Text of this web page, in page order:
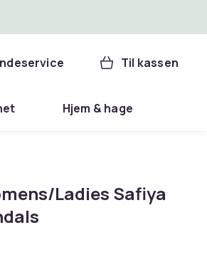
Til kassen
Hjem & hage
Ladies Safiya